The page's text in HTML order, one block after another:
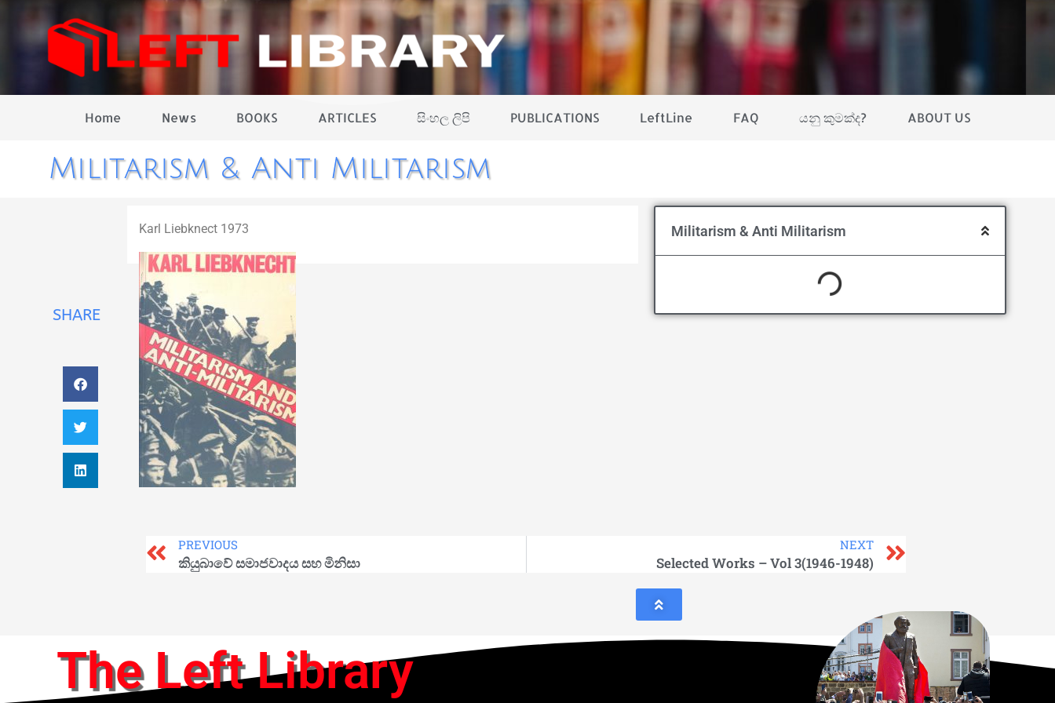
Home News BOOKS ARTICLES සිංහල ලිපි PUBLICATIONS LeftLine FAQ යනු කුමක්ද? ABOUT US
Militarism & Anti Militarism
SHARE
Karl Liebknect 1973 Militarism & Anti Militarism
PREVIOUS
කියුබාවේ සමාජවාදය සහ මිනිසා
NEXT
Selected Works – Vol 3(1946-1948)
The Left Library